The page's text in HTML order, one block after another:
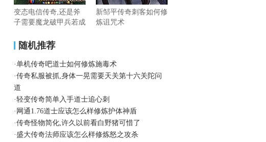
变态电信传奇,还是斧
子需要魔龙破甲兵若成
新邹平传奇刺客如何修
炼诅咒术
随机推荐
·单机传奇吧道士如何修炼施毒术
·传奇私服被抓,身体一晃需要天关第十六关陀问
道
·轻变传奇简单入手道士追心刺
· 网通1.76道士应该怎么样修炼护体神盾
·传奇怪物简化,许久以前看白野猪可惜了
·盛大传奇法师应该怎么样修炼怒之攻杀